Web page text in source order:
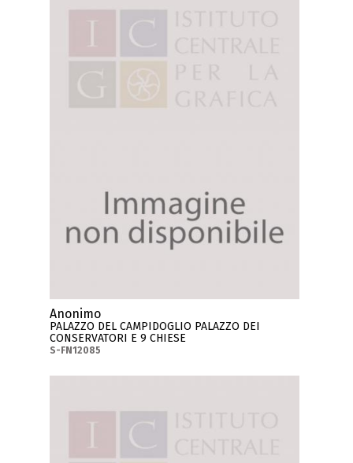
Anonimo
PALAZZO DEL CAMPIDOGLIO PALAZZO DEI
CONSERVATORI E 9 CHIESE
S-FN12085